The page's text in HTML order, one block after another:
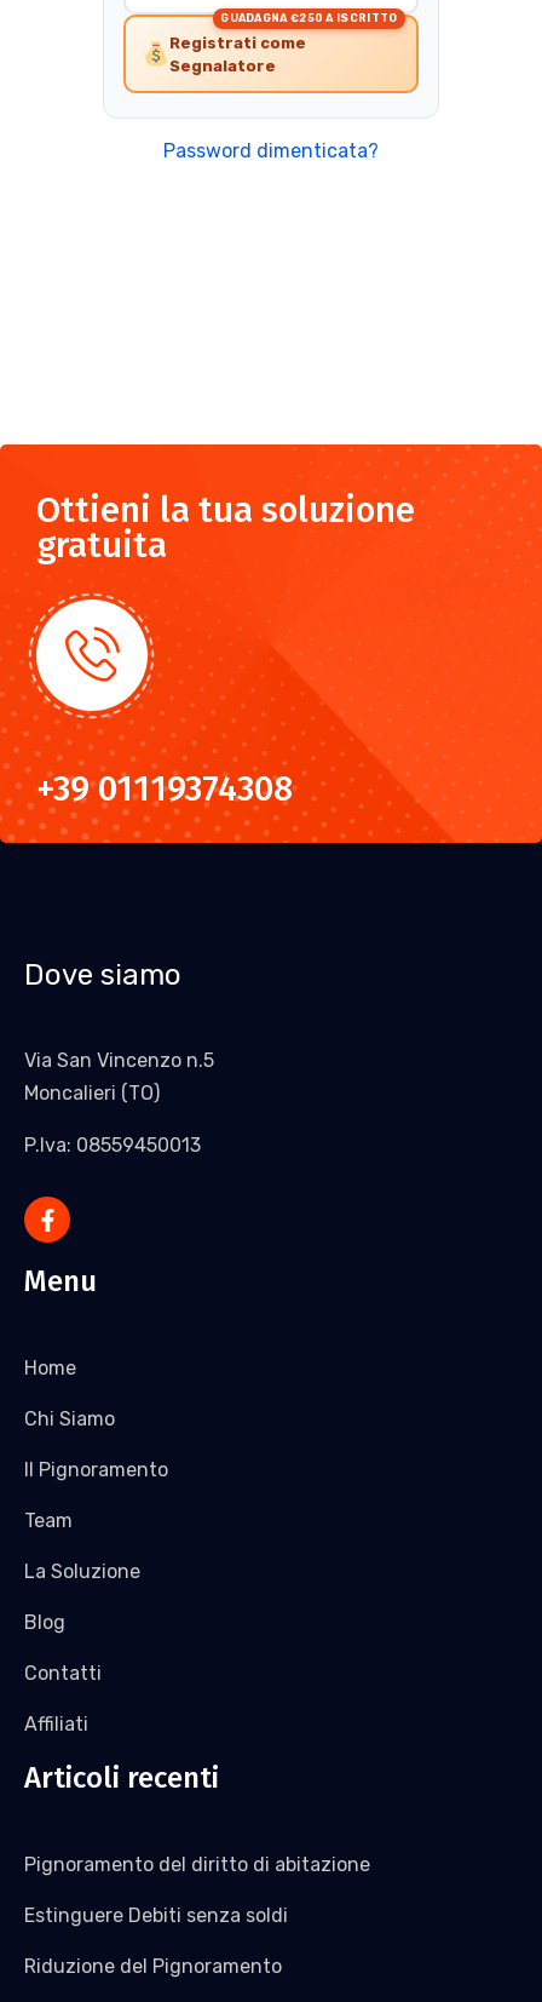
Registrati come
Segnalatore
GUADAGNA €250 A ISCRITTO
Password dimenticata?
Ottieni la tua soluzione
gratuita
+39 01119374308
Dove siamo
Via San Vincenzo n.5
Moncalieri (TO)
P.Iva: 08559450013
Menu
Home
Chi Siamo
Il Pignoramento
Team
La Soluzione
Blog
Contatti
Affiliati
Articoli recenti
Pignoramento del diritto di abitazione
Estinguere Debiti senza soldi
Riduzione del Pignoramento